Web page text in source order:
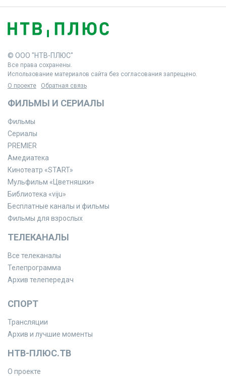
© ООО "НТВ-ПЛЮС"
Все права сохранены.
Использование материалов сайта без согласования запрещено.
О проекте
Обратная связь
ФИЛЬМЫ И СЕРИАЛЫ
Фильмы
Сериалы
PREMIER
Амедиатека
Кинотеатр «START»
Мульфильм «Цветняшки»
Библиотека «viju»
Бесплатные каналы и фильмы
Фильмы для взрослых
ТЕЛЕКАНАЛЫ
Все телеканалы
Телепрограмма
Архив телепередач
СПОРТ
Трансляции
Архив и лучшие моменты
НТВ-ПЛЮС.ТВ
О проекте